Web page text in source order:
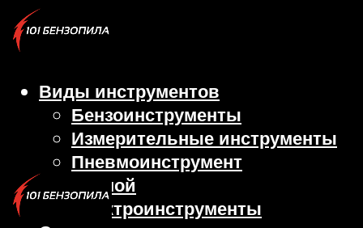
Виды инструментов
Бензоинструменты
Измерительные инструменты
Пневмоинструмент
Ручной
Электроинструменты